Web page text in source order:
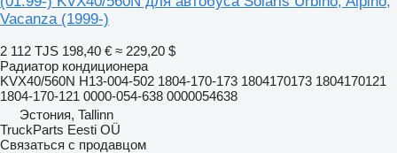
Vacanza (1999-)
2 112 TJS 198,40 € ≈ 229,20 $
Радиатор кондиционера
KVX40/560N H13-004-502 1804-170-173 1804170173 1804170121
1804-170-121 0000-054-638 0000054638
Эстония, Tallinn
TruckParts Eesti OÜ
Связаться с продавцом